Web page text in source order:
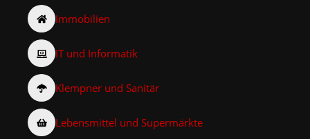
Immobilien
IT und Informatik
Klempner und Sanitär
Lebensmittel und Supermärkte